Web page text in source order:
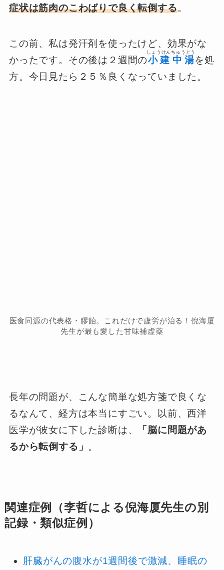
症状は筋肉のこわばりで良く転倒する。
この前、私は発汗剤を使ったけど、効果がな
かったです。その後は２週間の小建中湯
しょうけんちゅうとう
を処
方。今日見たら２５％良くなっていました。
医食同源の代表格・膠飴。これだけで虚労が治る！倪海厦
先生が最も愛した甘味補虚薬
長年の問題が、こんな簡単な処方箋で良くな
るなんて、経方は本当にすごい。以前、西洋
医学が彼女に下した診断は、
「脳に問題があ
るから転倒する」 。
関連症例（李哲による倪海厦先生の別
記録・類似症例）
肝臓がんの腹水が1週間後で激減、睡眠の